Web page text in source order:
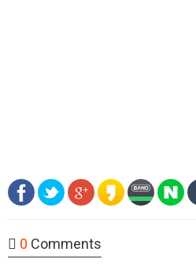
0 Comments